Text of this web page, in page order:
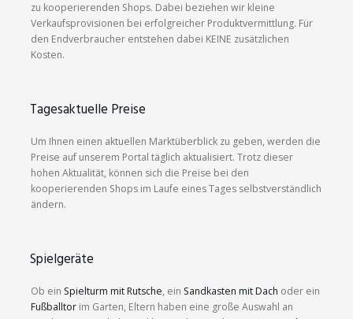
zu kooperierenden Shops. Dabei beziehen wir kleine
Verkaufsprovisionen bei erfolgreicher Produktvermittlung. Für
den Endverbraucher entstehen dabei KEINE zusätzlichen
Kosten.
Tagesaktuelle Preise
Um Ihnen einen aktuellen Marktüberblick zu geben, werden die
Preise auf unserem Portal täglich aktualisiert. Trotz dieser
hohen Aktualität, können sich die Preise bei den
kooperierenden Shops im Laufe eines Tages selbstverständlich
ändern.
Spielgeräte
Ob ein Spielturm mit Rutsche, ein Sandkasten mit Dach oder ein
Fußballtor im Garten, Eltern haben eine große Auswahl an